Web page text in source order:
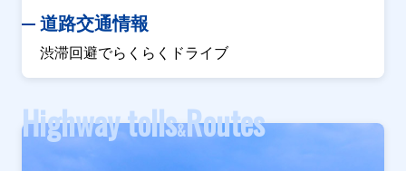
道路交通情報
渋滞回避でらくらくドライブ
Highway tolls&Routes